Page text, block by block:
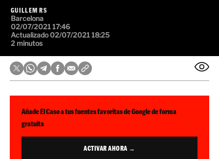
GUILLEM RS
Barcelona
02/07/2021 17:46
Actualizado 02/07/2021 18:25
2 minutos
Añade El Caso a tus fuentes favoritas de Google de forma
gratuita
ACTIVAR AHORA →